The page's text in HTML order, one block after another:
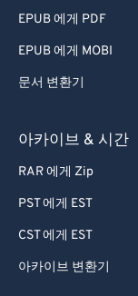
EPUB 에게 PDF
EPUB 에게 MOBI
문서 변환기
아카이브 & 시간
RAR 에게 Zip
PST 에게 EST
CST 에게 EST
아카이브 변환기